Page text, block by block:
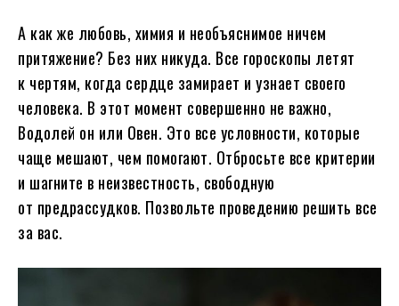
А как же любовь, химия и необъяснимое ничем
притяжение? Без них никуда. Все гороскопы летят
к чертям, когда сердце замирает и узнает своего
человека. В этот момент совершенно не важно,
Водолей он или Овен. Это все условности, которые
чаще мешают, чем помогают. Отбросьте все критерии
и шагните в неизвестность, свободную
от предрассудков. Позвольте проведению решить все
за вас.